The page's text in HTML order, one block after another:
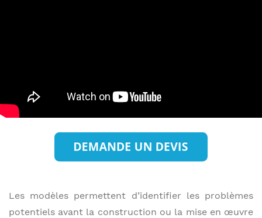
Les modèles permettent d’identifier les problèmes
potentiels avant la construction ou la mise en œuvre